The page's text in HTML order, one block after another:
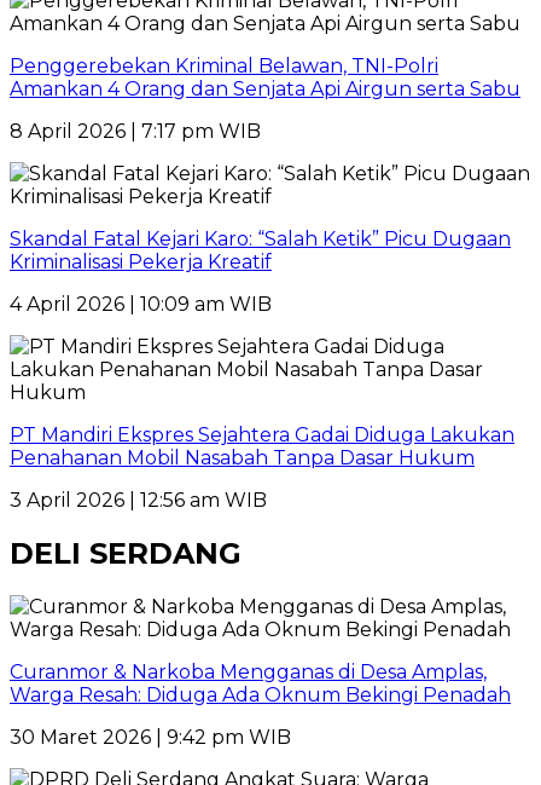
Penggerebekan Kriminal Belawan, TNI-Polri
Amankan 4 Orang dan Senjata Api Airgun serta Sabu
8 April 2026 | 7:17 pm WIB
Skandal Fatal Kejari Karo: “Salah Ketik” Picu Dugaan
Kriminalisasi Pekerja Kreatif
4 April 2026 | 10:09 am WIB
PT Mandiri Ekspres Sejahtera Gadai Diduga Lakukan
Penahanan Mobil Nasabah Tanpa Dasar Hukum
3 April 2026 | 12:56 am WIB
DELI SERDANG
Curanmor & Narkoba Mengganas di Desa Amplas,
Warga Resah: Diduga Ada Oknum Bekingi Penadah
30 Maret 2026 | 9:42 pm WIB